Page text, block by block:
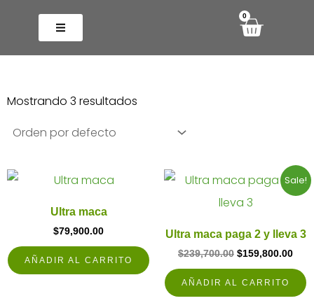
contenido
0
Cart
Mostrando 3 resultados
Ultra maca
$79,900.00
AÑADIR AL CARRITO
Sale!
Ultra maca paga 2 y lleva 3
$239,700.00
price
was:
$159,800.00
AÑADIR AL CARRITO